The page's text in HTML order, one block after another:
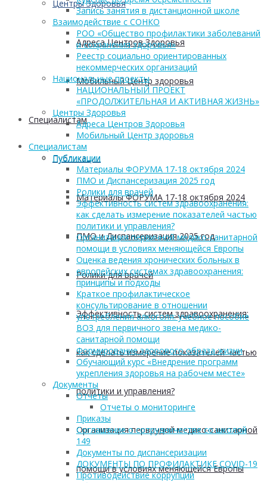
Центры Здоровья
Адреса Центров Здоровья
Мобильный Центр здоровья
Cпециалистам
Публикации
Материалы ФОРУМА 17-18 октября 2024
ПМО и Диспансеризация 2025 год
Ролики для врачей
Эффективность систем здравоохранения:
как сделать измерение показателей частью
политики и управления?
Организация первичной медико-санитарной
помощи в условиях меняющейся Европы
Запись занятия в дистанционной школе
Взаимодействие с СОНКО
РОО «Общество профилактики заболеваний
и сохранения здоровья»
Реестр социально ориентированных
некоммерческих организаций
Национальные проекты
НАЦИОНАЛЬНЫЙ ПРОЕКТ
«ПРОДОЛЖИТЕЛЬНАЯ И АКТИВНАЯ ЖИЗНЬ»
Центры Здоровья
Адреса Центров Здоровья
Мобильный Центр здоровья
Cпециалистам
Публикации
Материалы ФОРУМА 17-18 октября 2024
ПМО и Диспансеризация 2025 год
Ролики для врачей
Эффективность систем здравоохранения:
как сделать измерение показателей частью
политики и управления?
Организация первичной медико-санитарной
помощи в условиях меняющейся Европы
Оценка ведения хронических больных в
европейских системах здравоохранения:
принципы и подходы
Краткое профилактическое
консультирование в отношении
употребления алкоголя: учебное пособие
ВОЗ для первичного звена медико-
санитарной помощи
Формирование здорового образа жизни
Обучающий курс «Внедрение программ
укрепления здоровья на рабочем месте»
Документы
Отчеты
Отчеты о мониторинге
Приказы
Соглашение о сотрудничестве со школой
149
Документы по диспансеризации
ДОКУМЕНТЫ ПО ПРОФИЛАКТИКЕ COVID-19
Противодействие коррупции